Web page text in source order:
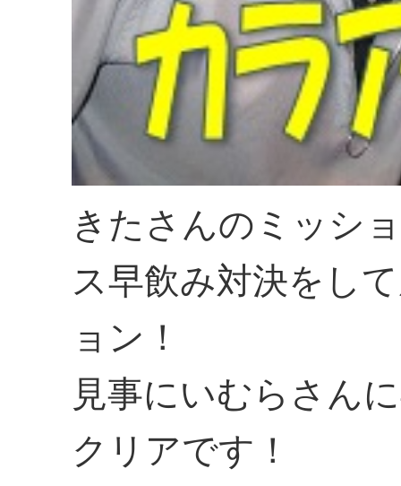
きたさんのミッシ
ス早飲み対決をし
ョン！
見事にいむらさん
クリアです！